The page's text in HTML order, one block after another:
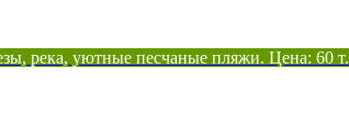
река, уютные песчаные пляжи. Цена: 60 т.